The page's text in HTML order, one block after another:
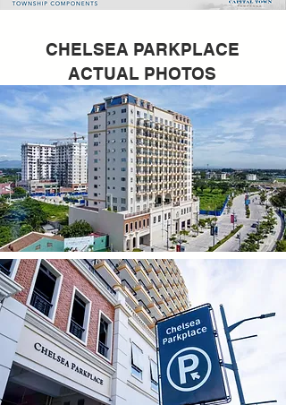
CHELSEA PARKPLACE
ACTUAL PHOTOS